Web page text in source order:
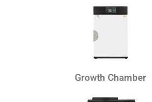
Growth Chamber